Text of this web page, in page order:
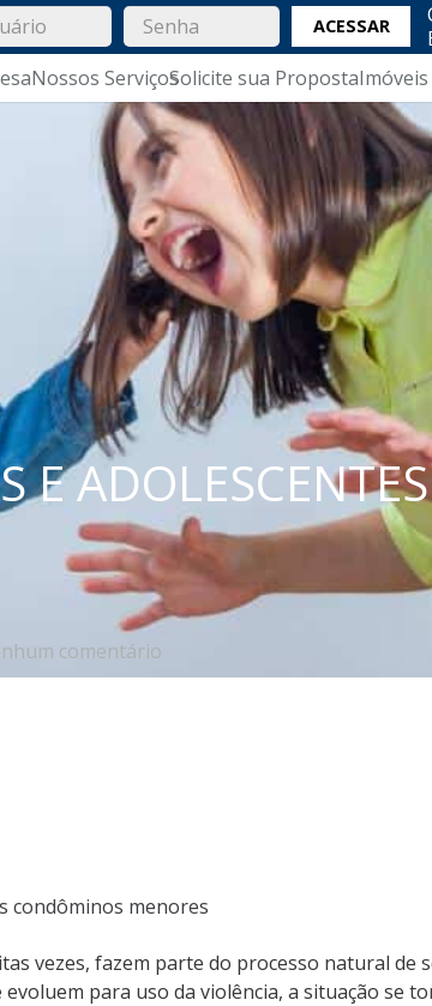
ACESSAR
Nossos ServiçosSolicite sua Proposta
E
comentário
condôminos menores
vezes, fazem parte do processo natural de
para uso da violência, a situação se